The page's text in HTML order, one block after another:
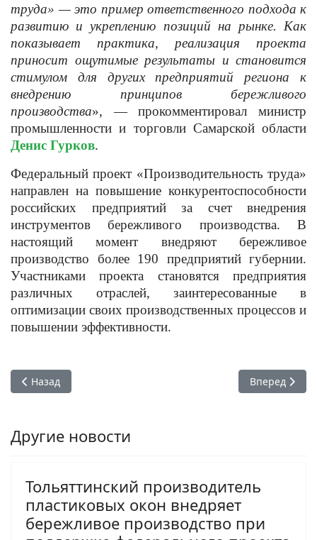
труда» — это пример ответственного подхода к
развитию и укреплению позиций на рынке. Как
показывает практика, реализация проекта
приносит ощутимые результаты и становится
стимулом для других предприятий региона к
внедрению принципов бережливого
производства», — прокомментировал министр
промышленности и торговли Самарской области
Денис Гурков.
Федеральный проект «Производительность труда»
направлен на повышение конкурентоспособности
российских предприятий за счет внедрения
инструментов бережливого производства. В
настоящий момент внедряют бережливое
производство более 190 предприятий губернии.
Участниками проекта становятся предприятия
различных отраслей, заинтересованные в
оптимизации своих производственных процессов и
повышении эффективности.
Предыдущий: Самарский «Тепличный» повышает
Назад Следующий:
Вперед
Другие новости
Тольяттинский производитель
пластиковых окон внедряет
бережливое производство при